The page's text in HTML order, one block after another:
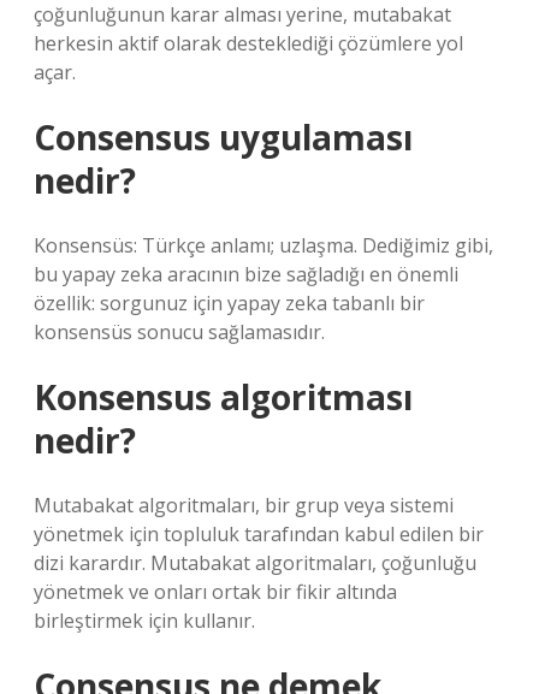
çoğunluğunun karar alması yerine, mutabakat
herkesin aktif olarak desteklediği çözümlere yol
açar.
Consensus uygulaması
nedir?
Konsensüs: Türkçe anlamı; uzlaşma. Dediğimiz gibi,
bu yapay zeka aracının bize sağladığı en önemli
özellik: sorgunuz için yapay zeka tabanlı bir
konsensüs sonucu sağlamasıdır.
Konsensus algoritması
nedir?
Mutabakat algoritmaları, bir grup veya sistemi
yönetmek için topluluk tarafından kabul edilen bir
dizi karardır. Mutabakat algoritmaları, çoğunluğu
yönetmek ve onları ortak bir fikir altında
birleştirmek için kullanır.